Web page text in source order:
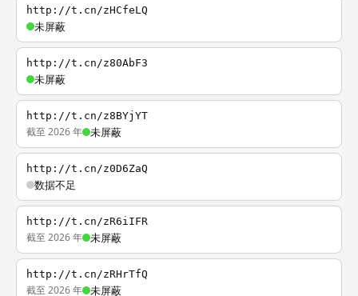
http://t.cn/zHCfeLQ
未屏蔽
http://t.cn/z80AbF3
未屏蔽
http://t.cn/z8BYjYT
截至 2026 年 未屏蔽
http://t.cn/z0D6ZaQ
数据不足
http://t.cn/zR6iIFR
截至 2026 年 未屏蔽
http://t.cn/zRHrTfQ
截至 2026 年 未屏蔽